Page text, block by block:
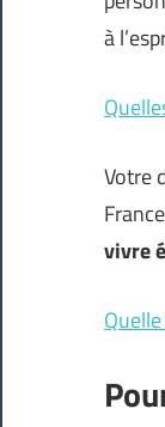
à
Votre
vivre